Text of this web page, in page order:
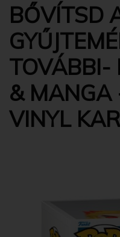
BŐVÍTSD
TOVÁBBI-
& MANGA
VINYL